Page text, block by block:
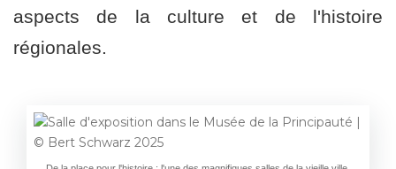
aspects de la culture et de l'histoire
régionales.